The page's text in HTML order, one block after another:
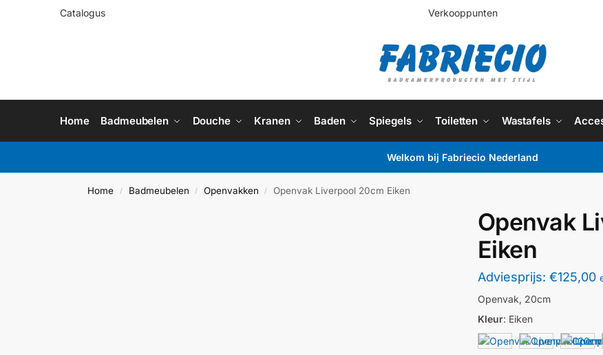
Catalogus Verkooppunten
Home Badmeubelen Douche Kranen Baden Spiegels Toiletten Wastafels
Welkom bij Fabriecio Nederland
Home / Badmeubelen / Openvakken / Openvak Liverpool 20cm Eiken
Openvak
Eiken
Adviesprijs: €125,00
Openvak, 20cm
Kleur: Eiken